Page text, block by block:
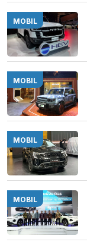
MOBIL
MOBIL
MOBIL
MOBIL